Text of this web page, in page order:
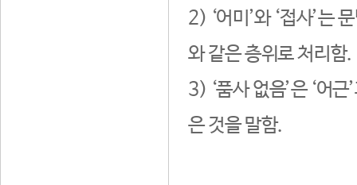
2) ‘어미’와 ‘접사’는
와 같은 층위로 처리함.
3) ‘품사 없음’은 ‘어
은 것을 말함.